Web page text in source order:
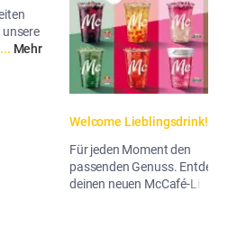
... Mehr
Welcome Lieblingsdrink!
Für jeden Moment den
passenden Genuss. Entdecke
deinen neuen McCafé-Liebling!